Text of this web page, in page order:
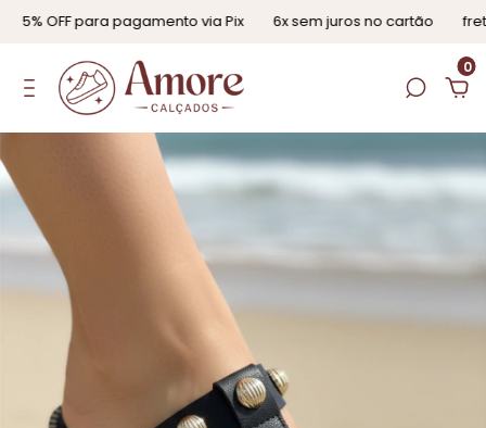
0
5% OFF para pagamento via Pix 6x sem juros no cartão frete